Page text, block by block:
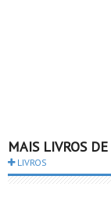
MAIS LIVROS DE
LIVROS